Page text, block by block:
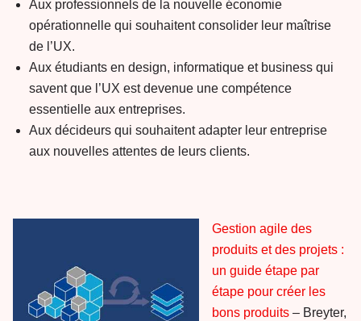
Aux professionnels de la nouvelle économie
opérationnelle qui souhaitent consolider leur maîtrise
de l’UX.
Aux étudiants en design, informatique et business qui
savent que l’UX est devenue une compétence
essentielle aux entreprises.
Aux décideurs qui souhaitent adapter leur entreprise
aux nouvelles attentes de leurs clients.
Gestion agile des
produits et des projets :
un guide étape par
étape pour créer les
bons produits – Breyter,